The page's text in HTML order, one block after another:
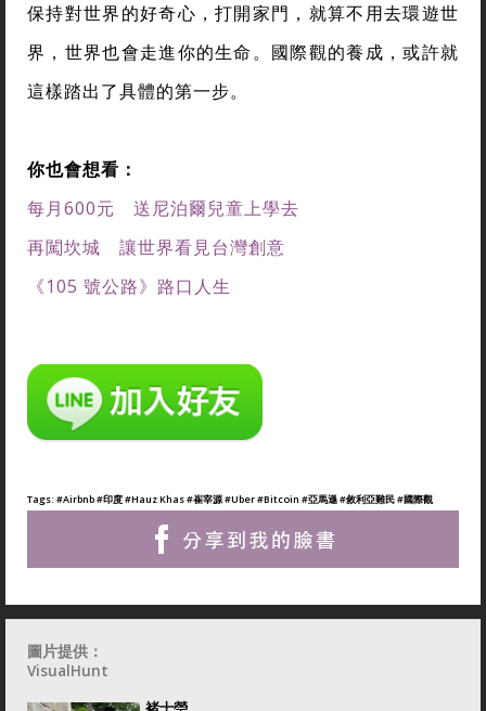
保持對世界的好奇心，打開家門，就算不用去環遊世
界，世界也會走進你的生命。國際觀的養成，或許就
這樣踏出了具體的第一步。
你也會想看：
每月600元 送尼泊爾兒童上學去
再闖坎城 讓世界看見台灣創意
《105 號公路》路口人生
Tags: #Airbnb#印度#Hauz Khas#崔宰源#Uber#Bitcoin #亞馬遜#敘利亞難民#國際觀
圖片提供：
VisualHunt